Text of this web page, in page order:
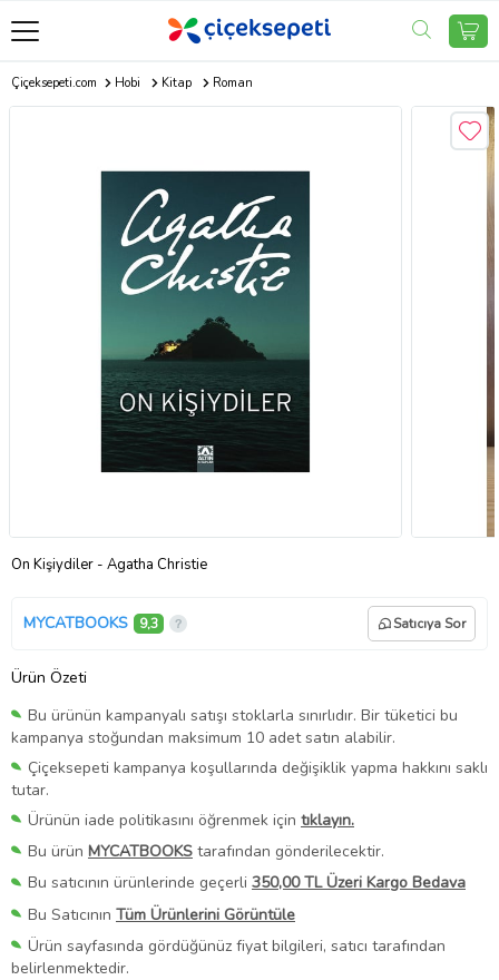
Çiçeksepeti.com Hobi Kitap Roman
On Kişiydiler - Agatha Christie
MYCATBOOKS 9,3 Satıcıya Sor
Ürün Özeti
Bu ürünün kampanyalı satışı stoklarla sınırlıdır. Bir tüketici bu
kampanya stoğundan maksimum 10 adet satın alabilir.
Çiçeksepeti kampanya koşullarında değişiklik yapma hakkını saklı
tutar.
Ürünün iade politikasını öğrenmek için tıklayın.
Bu ürün MYCATBOOKS tarafından gönderilecektir.
Bu satıcının ürünlerinde geçerli 350,00 TL Üzeri Kargo Bedava
Bu Satıcının Tüm Ürünlerini Görüntüle
Ürün sayfasında gördüğünüz fiyat bilgileri, satıcı tarafından
belirlenmektedir.